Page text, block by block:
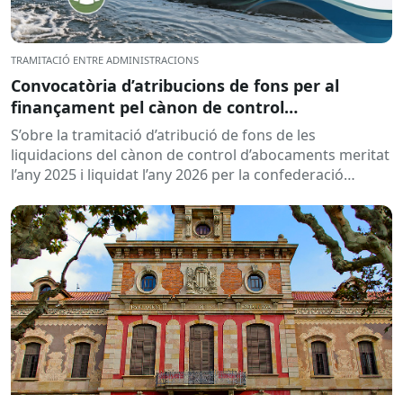
TRAMITACIÓ ENTRE ADMINISTRACIONS
Convocatòria d’atribucions de fons per al
finançament pel cànon de control
d’abocaments meritat l’any 2025 i liquidat l’any
2026
S’obre la tramitació d’atribució de fons de les
liquidacions del cànon de control d’abocaments meritat
l’any 2025 i liquidat l’any 2026 per la confederació